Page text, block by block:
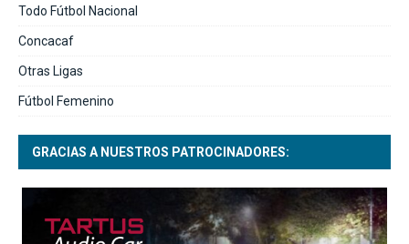
Todo Fútbol Nacional
Concacaf
Otras Ligas
Fútbol Femenino
GRACIAS A NUESTROS PATROCINADORES: